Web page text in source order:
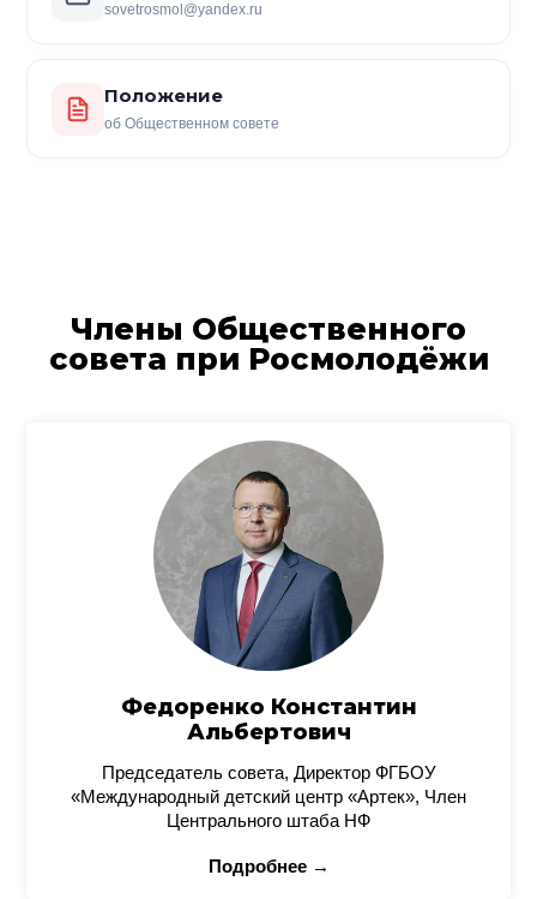
sovetrosmol@yandex.ru
Положение
об Общественном совете
Члены Общественного
совета при Росмолодёжи
Федоренко Константин
Альбертович
Председатель совета, Директор ФГБОУ
«Международный детский центр «Артек», Член
Центрального штаба НФ
Подробнее →